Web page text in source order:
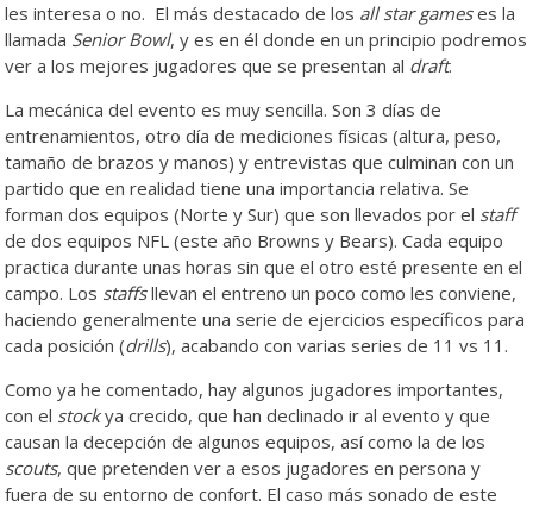
les interesa o no. El más destacado de los all star gameses la
llamada Senior Bowl, y es en él donde en un principio podremos
ver a los mejores jugadores que se presentan al draft.
La mecánica del evento es muy sencilla. Son 3 días de
entrenamientos, otro día de mediciones físicas (altura, peso,
tamaño de brazos y manos) y entrevistas que culminan con un
partido que en realidad tiene una importancia relativa. Se
forman dos equipos (Norte y Sur) que son llevados por el staff
de dos equipos NFL (este año Browns y Bears). Cada equipo
practica durante unas horas sin que el otro esté presente en el
campo. Los staffsllevan el entreno un poco como les conviene,
haciendo generalmente una serie de ejercicios específicos para
cada posición (drills), acabando con varias series de 11 vs 11.
Como ya he comentado, hay algunos jugadores importantes,
con el stockya crecido, que han declinado ir al evento y que
causan la decepción de algunos equipos, así como la de los
scouts, que pretenden ver a esos jugadores en persona y
fuera de su entorno de confort. El caso más sonado de este